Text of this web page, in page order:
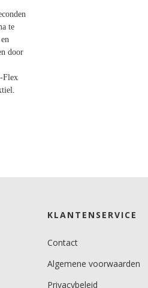
te
door
Flex
KLANTENSERVICE
Contact
Algemene voorwaarden
Privacybeleid